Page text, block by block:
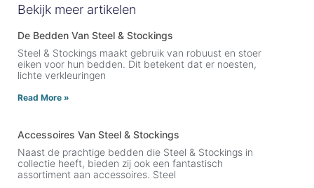
Bekijk meer artikelen
De Bedden Van Steel & Stockings
Steel & Stockings maakt gebruik van robuust en stoer
eiken voor hun bedden. Dit betekent dat er noesten,
lichte verkleuringen
Read More »
Accessoires Van Steel & Stockings
Naast de prachtige bedden die Steel & Stockings in
collectie heeft, bieden zij ook een fantastisch
assortiment aan accessoires. Steel